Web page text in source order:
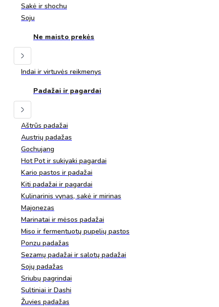
Sakė ir shochu
Soju
Ne maisto prekės
Indai ir virtuvės reikmenys
Padažai ir pagardai
Aštrūs padažai
Austrių padažas
Gochujang
Hot Pot ir sukiyaki pagardai
Kario pastos ir padažai
Kiti padažai ir pagardai
Kulinarinis vynas, sakė ir mirinas
Majonezas
Marinatai ir mėsos padažai
Miso ir fermentuotų pupelių pastos
Ponzu padažas
Sezamų padažai ir salotų padažai
Sojų padažas
Sriubų pagrindai
Sultiniai ir Dashi
Žuvies padažas